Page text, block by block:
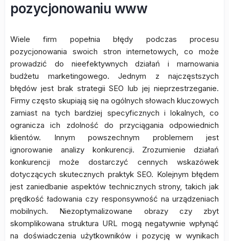
pozycjonowaniu www
Wiele firm popełnia błędy podczas procesu
pozycjonowania swoich stron internetowych, co może
prowadzić do nieefektywnych działań i marnowania
budżetu marketingowego. Jednym z najczęstszych
błędów jest brak strategii SEO lub jej nieprzestrzeganie.
Firmy często skupiają się na ogólnych słowach kluczowych
zamiast na tych bardziej specyficznych i lokalnych, co
ogranicza ich zdolność do przyciągania odpowiednich
klientów. Innym powszechnym problemem jest
ignorowanie analizy konkurencji. Zrozumienie działań
konkurencji może dostarczyć cennych wskazówek
dotyczących skutecznych praktyk SEO. Kolejnym błędem
jest zaniedbanie aspektów technicznych strony, takich jak
prędkość ładowania czy responsywność na urządzeniach
mobilnych. Niezoptymalizowane obrazy czy zbyt
skomplikowana struktura URL mogą negatywnie wpłynąć
na doświadczenia użytkowników i pozycję w wynikach